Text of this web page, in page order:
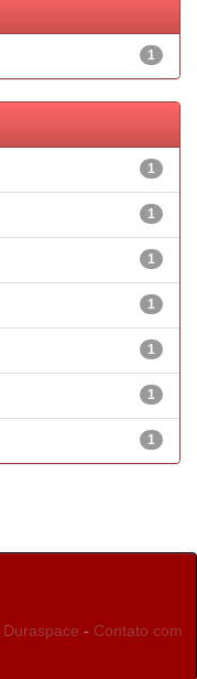
1
1
1
1
1
1
1
1
Duraspace - Contato com